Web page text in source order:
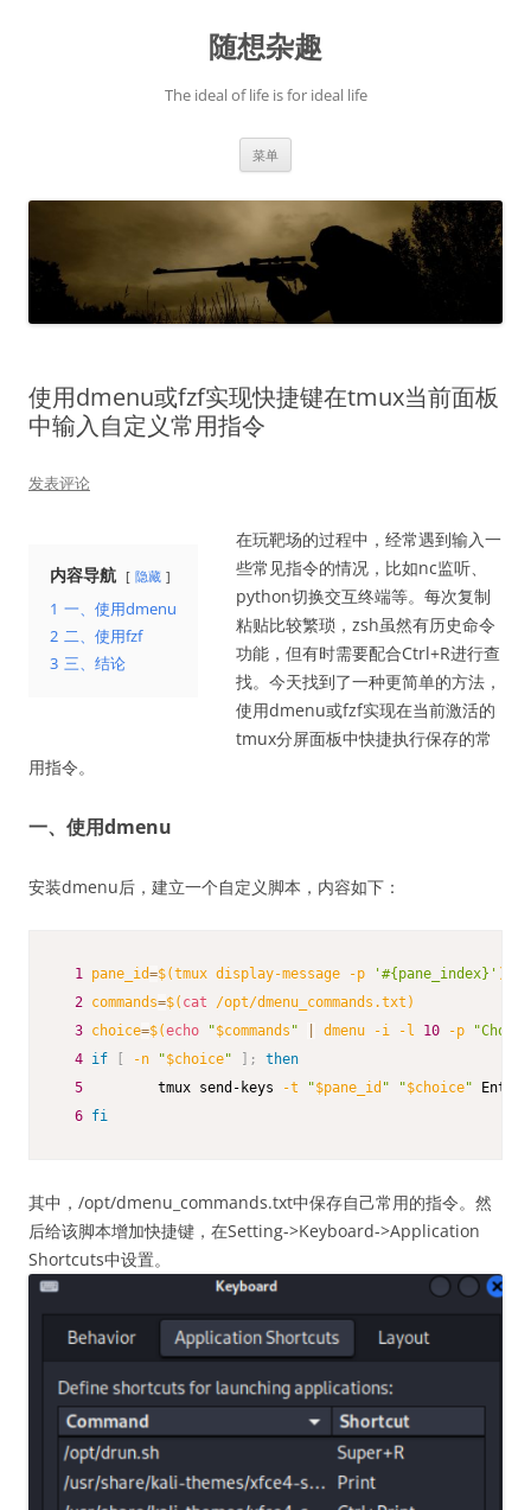
随想杂趣
The ideal of life is for ideal life
菜单
使用dmenu或fzf实现快捷键在tmux当前面板
中输入自定义常用指令
发表评论
内容导航 隐藏
1 一、使用dmenu
2 二、使用fzf
3 三、结论
在玩靶场的过程中，经常遇到输入一
些常见指令的情况，比如nc监听、
python切换交互终端等。每次复制
粘贴比较繁琐，zsh虽然有历史命令
功能，但有时需要配合Ctrl+R进行查
找。今天找到了一种更简单的方法，
使用dmenu或fzf实现在当前激活的
tmux分屏面板中快捷执行保存的常
用指令。
一、使用dmenu
安装dmenu后，建立一个自定义脚本，内容如下：
1 pane_id=$(tmux display-message -p '#{pane_index}' )
2 commands=$( cat /opt/dmenu_commands.txt )
3 choice=$(echo "$commands " dmenu -i -l 10 -p
4 if -n "$choice" ;
then
5
         tmux send-keys
-t "$pane_id " "$choice" Enter
6 fi
其中，/opt/dmenu_commands.txt中保存自己常用的指令。然
后给该脚本增加快捷键，在Setting->Keyboard->Application
Shortcuts中设置。